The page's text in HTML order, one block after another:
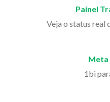
Painel
Veja o status real
Meta
1bi